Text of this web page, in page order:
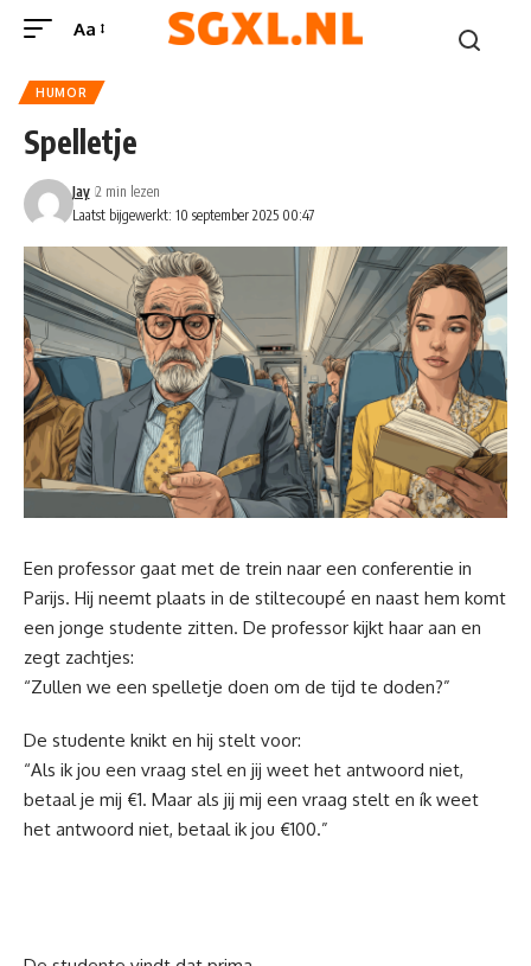
Aa
HUMOR
Spelletje
Laatst bijgewerkt: 10 september 2025 00:47
Jay 2 min lezen
Een professor gaat met de trein naar een conferentie in
Parijs. Hij neemt plaats in de stiltecoupé en naast hem komt
een jonge studente zitten. De professor kijkt haar aan en
zegt zachtjes:
“Zullen we een spelletje doen om de tijd te doden?”
De studente knikt en hij stelt voor:
“Als ik jou een vraag stel en jij weet het antwoord niet,
betaal je mij €1. Maar als jij mij een vraag stelt en ík weet
het antwoord niet, betaal ik jou €100.”